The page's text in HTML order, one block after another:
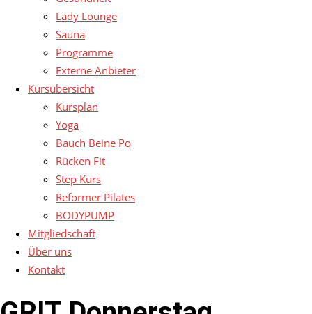
Lady Lounge
Sauna
Programme
Externe Anbieter
Kursübersicht
Kursplan
Yoga
Bauch Beine Po
Rücken Fit
Step Kurs
Reformer Pilates
BODYPUMP
Mitgliedschaft
Über uns
Kontakt